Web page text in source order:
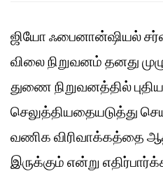
ஜியோ ஃபைனான்ஷியல்
விலை நிறுவனம் தனது
துணை நிறுவனத்தில்
செலுத்தியதையடுத்து
வணிக விரிவாக்கத்தை
இருக்கும் என்று